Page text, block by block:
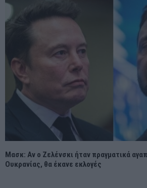
Μασκ: Αν ο Ζελένσκι ήταν πραγματικά
Ουκρανίας, θα έκανε εκλογές